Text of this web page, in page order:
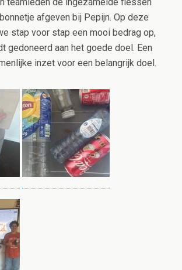
afgeven bij Pepijn. Op deze
stap voor stap een mooi bedrag op,
gedoneerd aan het goede doel. Een
inzet voor een belangrijk doel.